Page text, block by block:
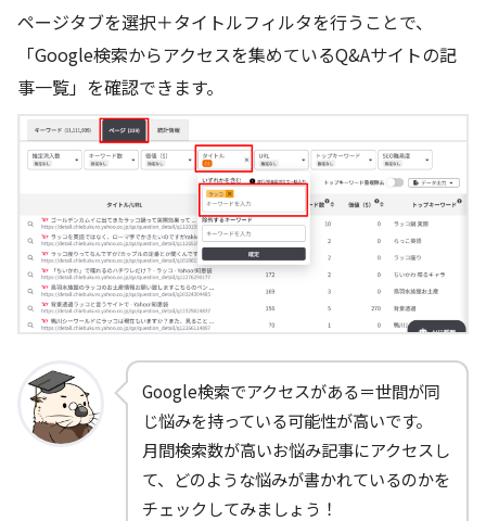
ページタブを選択＋タイトルフィルタを行うことで、
「Google検索からアクセスを集めているQ&Aサイトの記
事一覧」を確認できます。
Google検索でアクセスがある＝世間が同
じ悩みを持っている可能性が高いです。
月間検索数が高いお悩み記事にアクセスし
て、どのような悩みが書かれているのかを
チェックしてみましょう！